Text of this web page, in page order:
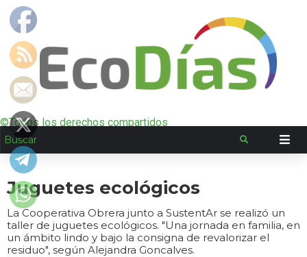
©Todos los derechos compartidos
Juguetes ecológicos
La Cooperativa Obrera junto a SustentAr se realizó un
taller de juguetes ecológicos. "Una jornada en familia, en
un ámbito lindo y bajo la consigna de revalorizar el
residuo", según Alejandra Goncalves.